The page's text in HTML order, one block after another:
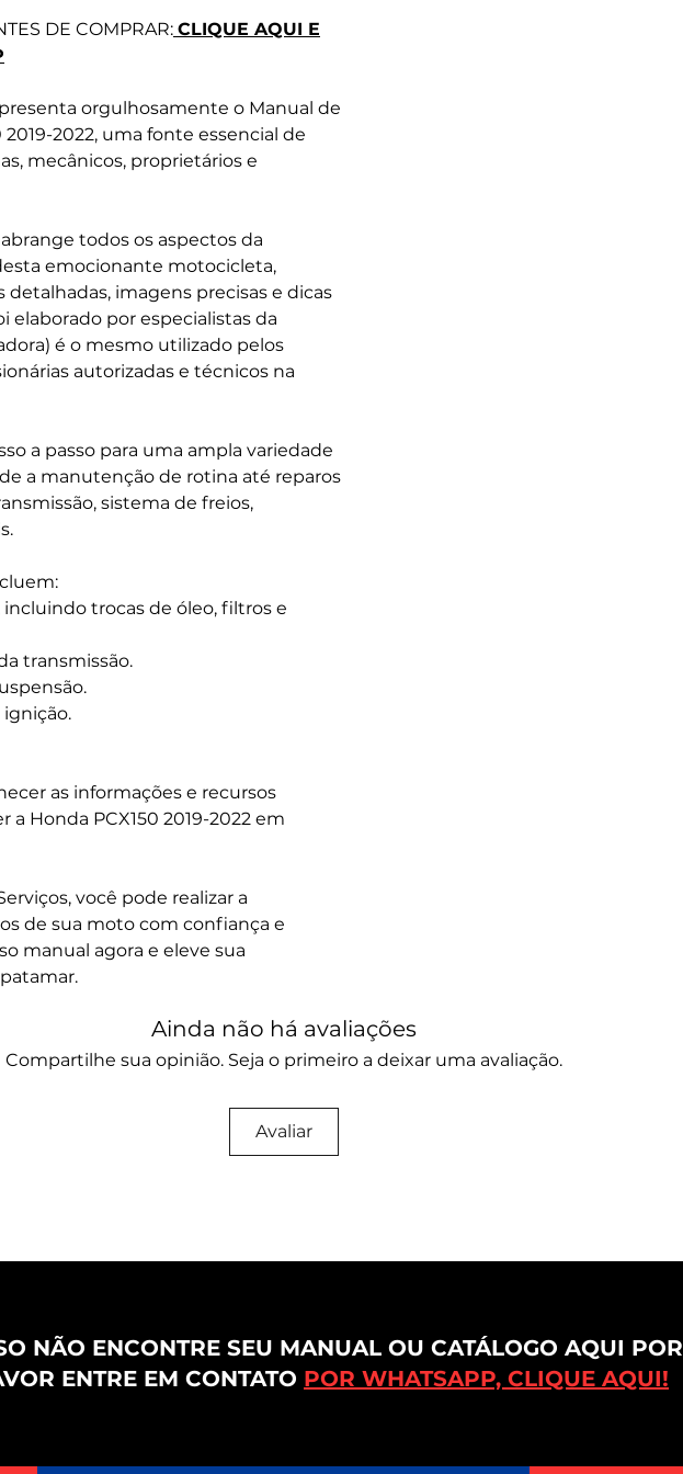
DE COMPRAR: CLIQUE AQUI E
orgulhosamente o Manual de
2019-2022, uma fonte essencial de
mecânicos, proprietários e
todos os aspectos da
emocionante motocicleta,
imagens precisas e dicas
elaborado por especialistas da
é o mesmo utilizado pelos
autorizadas e técnicos na
a passo para uma ampla variedade
a manutenção de rotina até reparos
sistema de freios,
trocas de óleo, filtros e
transmissão.
as informações e recursos
a Honda PCX150 2019-2022 em
você pode realizar a
de sua moto com confiança e
manual agora e eleve sua
Ainda não há avaliações
Compartilhe sua opinião. Seja o primeiro a deixar uma avaliação.
Avaliar
NÃO ENCONTRE SEU MANUAL OU CATÁLOGO AQUI POR
ENTRE EM CONTATO POR WHATSAPP, CLIQUE AQUI!